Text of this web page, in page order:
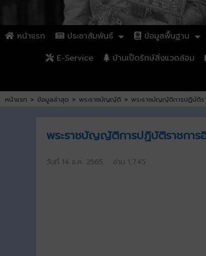
หน้าแรก ประชาสัมพันธ์ ข้อมูลพื้นฐาน
E-Service
บ้านเป็ดรักษ์สิ่งแวดล้อม
หน้าแรก > ข้อมูลล่าสุด > พระราชบัญญัติ > พระราชบัญญัติการปฏิบัติร
พระราชบัญญัติการปฏิบัติราชการ
วันที่ 14 ธ.ค. 2565 อ่าน 1,745